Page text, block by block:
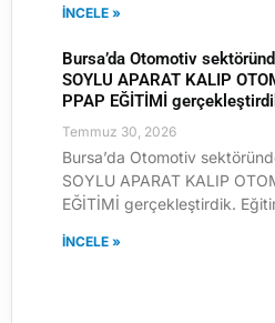
İNCELE »
Bursa’da Otomotiv
SOYLU APARAT KALIP
PPAP EĞİTİMİ
Temmuz 30, 2026
Bursa’da Otomotiv
SOYLU APARAT KALIP
EĞİTİMİ gerçekleştirdik.
İNCELE »